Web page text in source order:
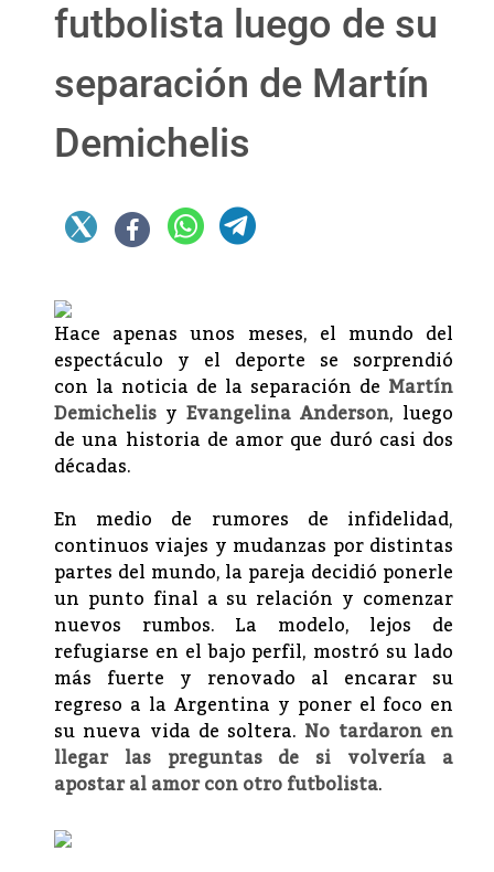
futbolista luego de su
separación de Martín
Demichelis
Hace apenas unos meses, el mundo del
espectáculo y el deporte se sorprendió
con la noticia de la separación de Martín
Demichelis y Evangelina Anderson, luego
de una historia de amor que duró casi dos
décadas.
En medio de rumores de infidelidad,
continuos viajes y mudanzas por distintas
partes del mundo, la pareja decidió ponerle
un punto final a su relación y comenzar
nuevos rumbos. La modelo, lejos de
refugiarse en el bajo perfil, mostró su lado
más fuerte y renovado al encarar su
regreso a la Argentina y poner el foco en
su nueva vida de soltera. No tardaron en
llegar las preguntas de si volvería a
apostar al amor con otro futbolista.